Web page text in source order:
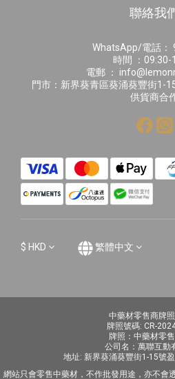
聯絡我
WhatsApp/電話：
時間 ：09:30-
電郵 ：
門市：新界葵青區葵涌葵豐街1-
供貨商合
$ HKD 繁體中文
中藥材零售商牌照
牌照號碼: CR-
牌照：中藥材零
公司名：萬聯互動
地址: 新界葵涌葵豐街1-15號
網站只會零售中藥材，不作批發用途，亦不會